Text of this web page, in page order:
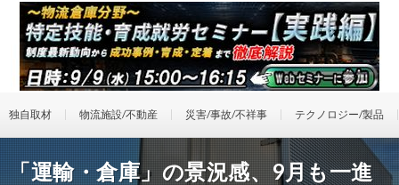
独自取材 物流施設/不動産 災害/事故/不祥事 テクノロジー/製品
「運輸・倉庫」の景況感、9月も一進